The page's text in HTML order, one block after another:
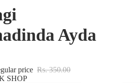
Ayda
price Rs. 350.00
SHOP